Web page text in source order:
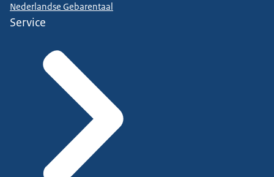
Nederlandse Gebarentaal
Service